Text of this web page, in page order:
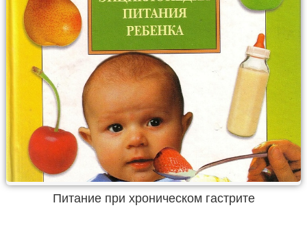
Питание при хроническом гастрите